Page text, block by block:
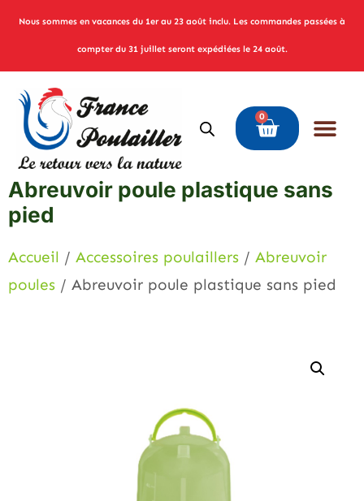
Nous sommes en vacances du 1er au 23 août inclu. Les commandes passées à
compter du 31 juillet seront expédiées le 24 août.
0
Abreuvoir poule plastique sans
pied
Accueil / Accessoires poulaillers / Abreuvoir
poules / Abreuvoir poule plastique sans pied